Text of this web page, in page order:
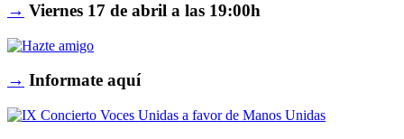
→ Viernes 17 de abril a las 19:00h
→ Informate aquí